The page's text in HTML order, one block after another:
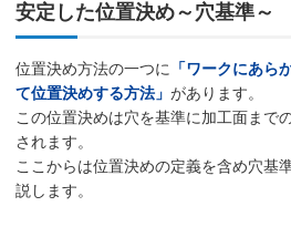
安定した位置決め～穴基準～
位置決め方法の一つに
「ワークにあら
て位置決めする方法」 があります。
この位置決めは穴を基準に加工面まで
されます。
ここからは位置決めの定義を含め穴基
説します。